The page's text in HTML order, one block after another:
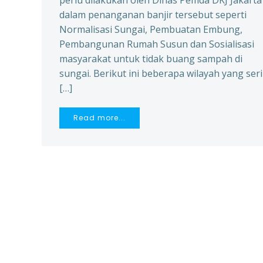
dalam penanganan banjir tersebut seperti
Normalisasi Sungai, Pembuatan Embung,
Pembangunan Rumah Susun dan Sosialisasi
masyarakat untuk tidak buang sampah di
sungai. Berikut ini beberapa wilayah yang
[…]
Read more...